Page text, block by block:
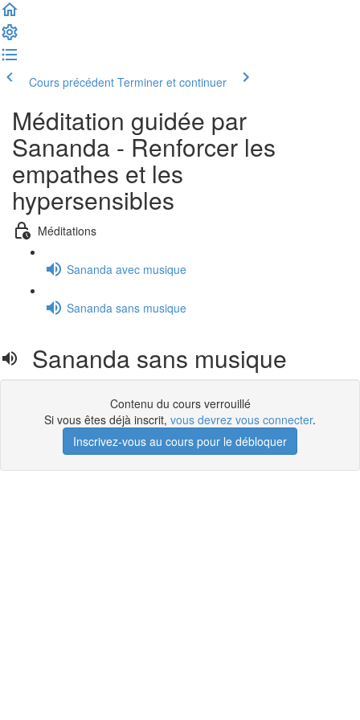
Cours précédent Terminer et continuer
Méditation guidée par
Sananda - Renforcer les
empathes et les
hypersensibles
Méditations
Sananda avec musique
Sananda sans musique
Sananda sans musique
Contenu du cours verrouillé
Si vous êtes déjà inscrit, vous devrez vous connecter.
Inscrivez-vous au cours pour le débloquer